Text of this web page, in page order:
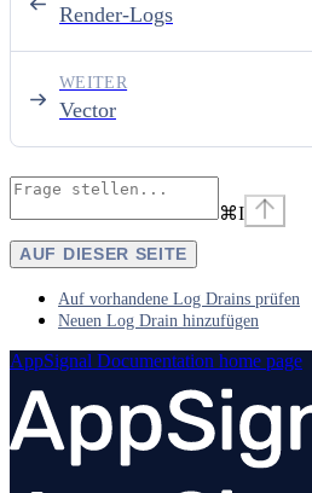
Render-Logs
Vector
WEITER
⌘I
AUF DIESER SEITE
Auf vorhandene Log Drains prüfen
Neuen Log Drain hinzufügen
AppSignal Documentation home page